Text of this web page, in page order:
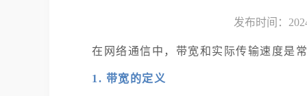
发布时间：
在网络通信中，带宽和实际传输速度是
1. 带宽的定义